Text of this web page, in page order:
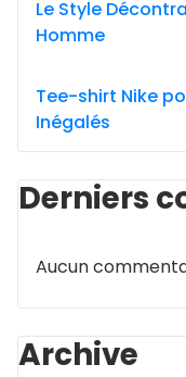
Le Style
Homme
Tee-shirt Nike
Inégalés
Derniers
Aucun
Archive